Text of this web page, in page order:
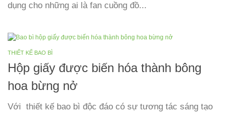
dụng cho những ai là fan cuồng đồ...
THIẾT KẾ BAO BÌ
Hộp giấy được biến hóa thành bông
hoa bừng nở
Với thiết kế bao bì độc đáo có sự tương tác sáng tạo